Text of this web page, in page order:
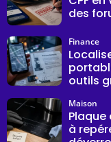
des
outils
Finance
Plaque
à
Maison